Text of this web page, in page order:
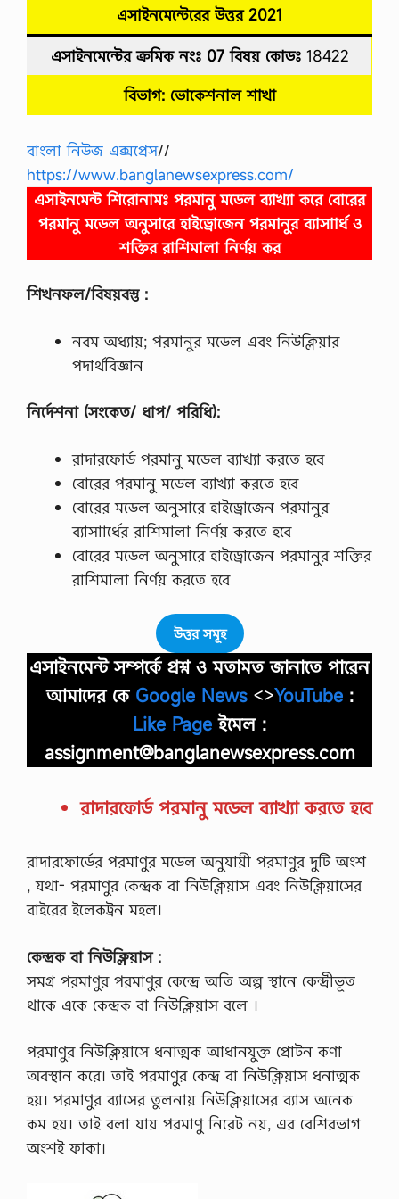
এসাইনমেন্টেরের উত্তর2021
এসাইনমেন্টের ক্রমিক নংঃ 07 বিষয় কোডঃ 18422
বিভাগ: ভোকেশনাল শাখা
বাংলা নিউজ এক্সপ্রেস//
https://www.banglanewsexpress.com/
এসাইনমেন্ট শিরোনামঃ পরমানু মডেল ব্যাখ্যা করে বোরের
পরমানু মডেল অনুসারে হাইড্রোজেন পরমানুর ব্যাসাার্ধ ও
শক্তির রাশিমালা নির্ণয় কর
শিখনফল/বিষয়বস্তু :
নবম অধ্যায়; পরমানুর মডেল এবং নিউক্লিয়ার
পদার্থবিজ্ঞান
নির্দেশনা (সংকেত/ ধাপ/ পরিধি):
রাদারফোর্ড পরমানু মডেল ব্যাখ্যা করতে হবে
বোরের পরমানু মডেল ব্যাখ্যা করতে হবে
বোরের মডেল অনুসারে হাইড্রোজেন পরমানুর
ব্যাসাার্ধের রাশিমালা নির্ণয় করতে হবে
বোরের মডেল অনুসারে হাইড্রোজেন পরমানুর শক্তির
রাশিমালা নির্ণয় করতে হবে
উত্তর সমূহ
এসাইনমেন্ট সম্পর্কে প্রশ্ন ও মতামত জানাতে পারেন
আমাদের কে Google News<>YouTube :
Like Page ইমেল :
assignment@banglanewsexpress.com
রাদারফোর্ড পরমানু মডেল ব্যাখ্যা করতে হবে
রাদারফোর্ডের পরমাণুর মডেল অনুযায়ী পরমাণুর দুটি অংশ
, যথা- পরমাণুর কেন্দ্রক বা নিউক্লিয়াস এবং নিউক্লিয়াসের
বাইরের ইলেকট্রন মহল।
কেন্দ্রক বা নিউক্লিয়াস :
সমগ্র পরমাণুর পরমাণুর কেন্দ্রে অতি অল্প স্থানে কেন্দ্রীভূত
থাকে একে কেন্দ্রক বা নিউক্লিয়াস বলে ।
পরমাণুর নিউক্লিয়াসে ধনাত্মক আধানযুক্ত প্রােটন কণা
অবস্থান করে। তাই পরমাণুর কেন্দ্র বা নিউক্লিয়াস ধনাত্মক
হয়। পরমাণুর ব্যাসের তুলনায় নিউক্লিয়াসের ব্যাস অনেক
কম হয়। তাই বলা যায় পরমাণু নিরেট নয়, এর বেশিরভাগ
অংশই ফাকা।